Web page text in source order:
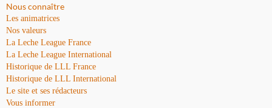
Nous connaître
Les animatrices
Nos valeurs
La Leche League France
La Leche League International
Historique de LLL France
Historique de LLL International
Le site et ses rédacteurs
Vous informer